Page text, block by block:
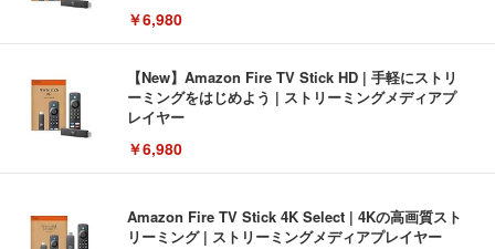
￥6,980
【New】Amazon Fire TV Stick HD | 手軽にストリ
ーミングをはじめよう | ストリーミングメディアプ
レイヤー
￥6,980
Amazon Fire TV Stick 4K Select | 4Kの高画質スト
リーミング | ストリーミングメディアプレイヤー